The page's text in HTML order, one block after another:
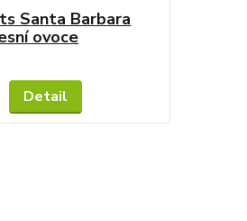
Santa Barbara
ovoce
Detail